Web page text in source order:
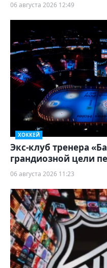
06 августа 2026 12:49
ХОККЕЙ
Экс-клуб тренера
грандиозной цели
06 августа 2026 11:23